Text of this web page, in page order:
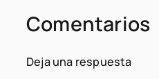
Comentarios
Deja una respuesta